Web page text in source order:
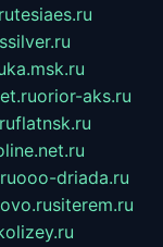
tesiaes.ru
orior-aks.ru
flatnsk.ru
ooo-driada.ru
siterem.ru